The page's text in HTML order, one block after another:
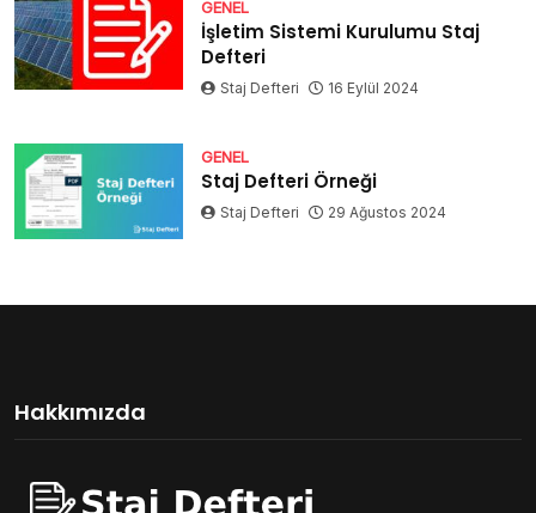
GENEL
İşletim Sistemi Kurulumu Staj
Defteri
Staj Defteri 16 Eylül 2024
GENEL
Staj Defteri Örneği
Staj Defteri 29 Ağustos 2024
Hakkımızda